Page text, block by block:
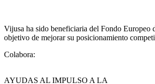
Vijusa ha sido beneficiaria del Fondo Europeo
objetivo de mejorar su posicionamiento
Colabora:
AYUDAS AL IMPULSO A LA